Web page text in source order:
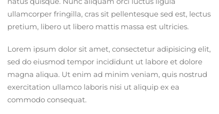
ullamcorper fringilla, cras sit pellentesque sed est, lectus
pretium, libero ut libero mattis massa est ultricies.
Lorem ipsum dolor sit amet, consectetur adipisicing elit,
sed do eiusmod tempor incididunt ut labore et dolore
magna aliqua. Ut enim ad minim veniam, quis nostrud
exercitation ullamco laboris nisi ut aliquip ex ea
commodo consequat.